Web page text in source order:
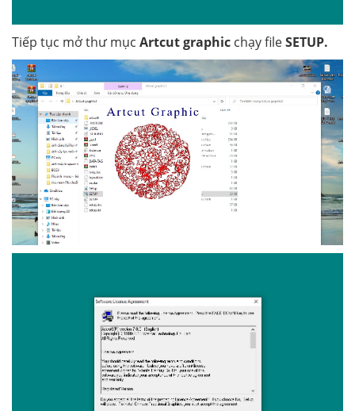
Tiếp tục mở thư mục Artcut graphic chạy fileSETUP.